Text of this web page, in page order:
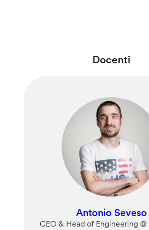
Docenti
Antonio Seveso
CEO & Head of Engineering @